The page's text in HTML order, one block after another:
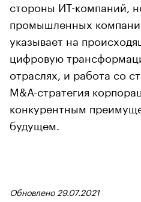
стороны ИТ-компаний,
промышленных
указывает на
цифровую
отраслях, и работа со
M&A-стратегия
конкурентным
будущем.
Обновлено 29.07.2021